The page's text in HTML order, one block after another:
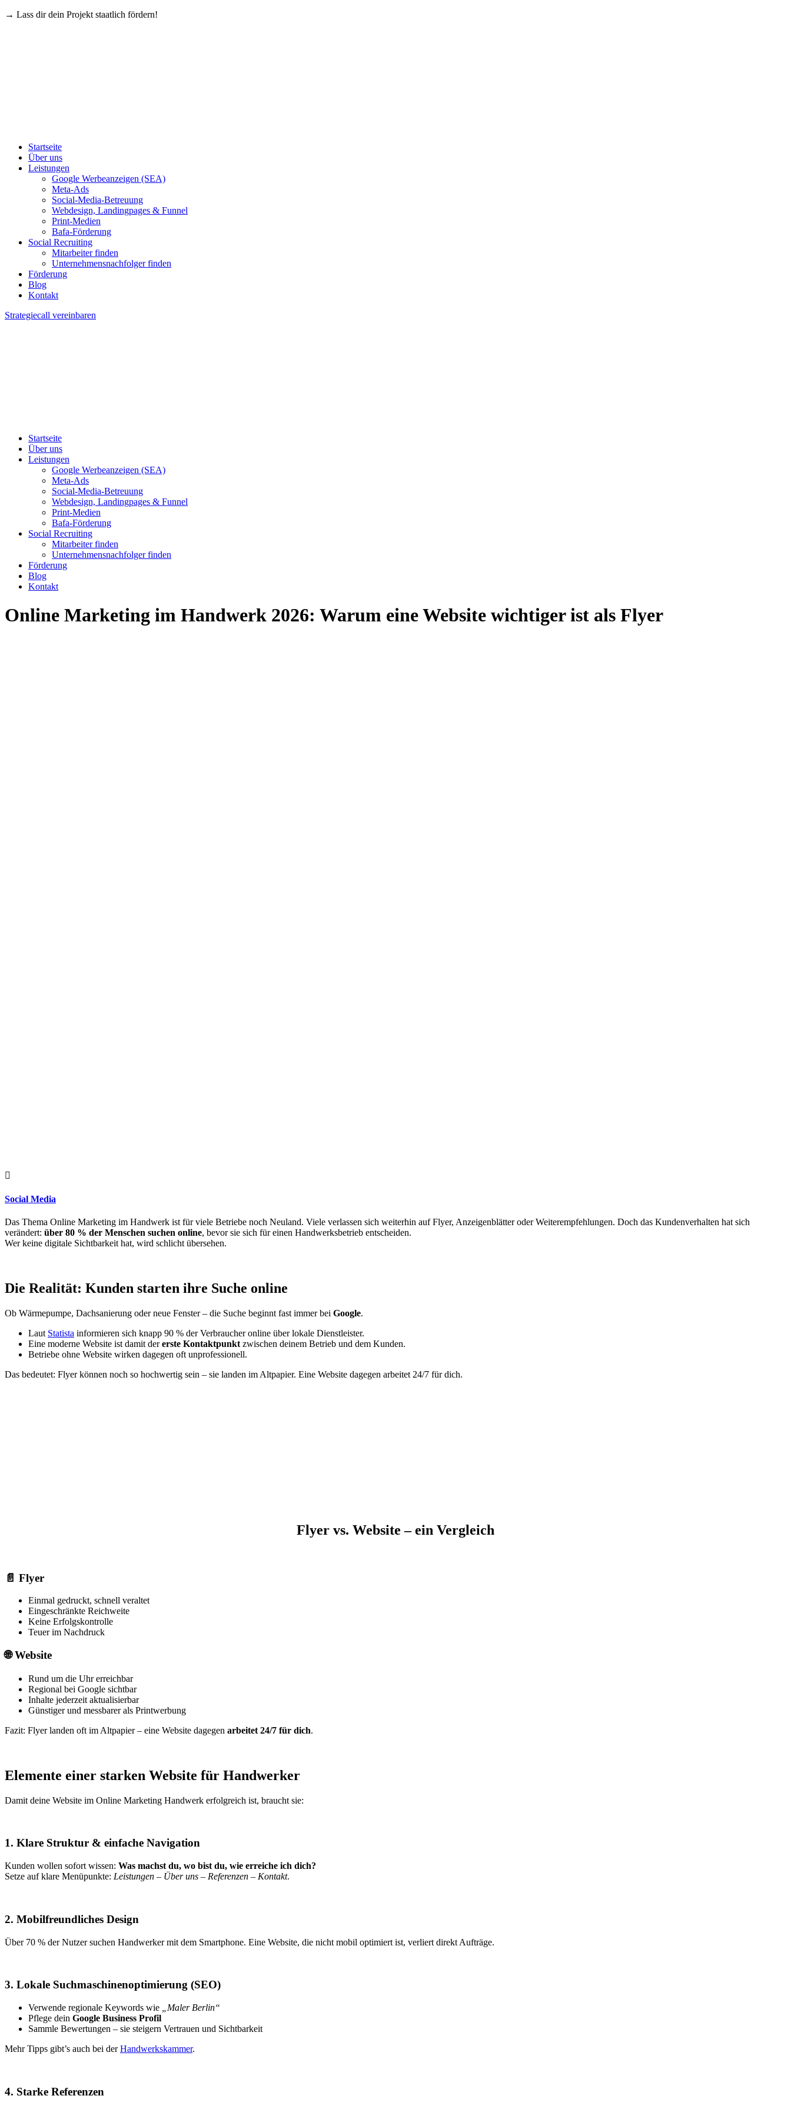
→ Lass dir dein Projekt staatlich fördern!
Startseite
Über uns
Leistungen
Google Werbeanzeigen (SEA)
Meta-Ads
Social-Media-Betreuung
Webdesign, Landingpages & Funnel
Print-Medien
Bafa-Förderung
Social Recruiting
Mitarbeiter finden
Unternehmensnachfolger finden
Förderung
Blog
Kontakt
Strategiecall vereinbaren
Startseite
Über uns
Leistungen
Google Werbeanzeigen (SEA)
Meta-Ads
Social-Media-Betreuung
Webdesign, Landingpages & Funnel
Print-Medien
Bafa-Förderung
Social Recruiting
Mitarbeiter finden
Unternehmensnachfolger finden
Förderung
Blog
Kontakt
Online Marketing im Handwerk 2026: Warum eine Website wichtiger ist als Flyer

Social Media
Das Thema Online Marketing im Handwerk ist für viele Betriebe noch Neuland. Viele verlassen sich weiterhin auf Flyer, Anzeigenblätter oder Weiterempfehlungen. Doch das Kundenverhalten hat sich
verändert: über 80 % der Menschen suchen online, bevor sie sich für einen Handwerksbetrieb entscheiden.
Wer keine digitale Sichtbarkeit hat, wird schlicht übersehen.
Die Realität: Kunden starten ihre Suche online
Ob Wärmepumpe, Dachsanierung oder neue Fenster – die Suche beginnt fast immer bei Google.
Laut Statista informieren sich knapp 90 % der Verbraucher online über lokale Dienstleister.
Eine moderne Website ist damit dererste Kontaktpunkt zwischen deinem Betrieb und dem Kunden.
Betriebe ohne Website wirken dagegen oft unprofessionell.
Das bedeutet: Flyer können noch so hochwertig sein – sie landen im Altpapier. Eine Website dagegen arbeitet 24/7 für dich.
Flyer vs. Website – ein Vergleich
📄 Flyer
Einmal gedruckt, schnell veraltet
Eingeschränkte Reichweite
Keine Erfolgskontrolle
Teuer im Nachdruck
🌐Website
Rund um die Uhr erreichbar
Regional bei Google sichtbar
Inhalte jederzeit aktualisierbar
Günstiger und messbarer als Printwerbung
Fazit: Flyer landen oft im Altpapier – eine Website dagegen arbeitet 24/7 für dich.
Elemente einer starken Website für Handwerker
Damit deine Website im Online Marketing Handwerk erfolgreich ist, braucht sie:
1. Klare Struktur & einfache Navigation
Kunden wollen sofort wissen: Was machst du, wo bist du, wie erreiche ich dich?
Setze auf klare Menüpunkte: Leistungen – Über uns – Referenzen – Kontakt.
2. Mobilfreundliches Design
Über 70 % der Nutzer suchen Handwerker mit dem Smartphone. Eine Website, die nicht mobil optimiert ist, verliert direkt Aufträge.
3. Lokale Suchmaschinenoptimierung (SEO)
Verwende regionale Keywords wie
„Maler Berlin“
Pflege dein Google Business Profil
Sammle Bewertungen – sie steigern Vertrauen und Sichtbarkeit
Mehr Tipps gibt’s auch bei derHandwerkskammer.
4. Starke Referenzen